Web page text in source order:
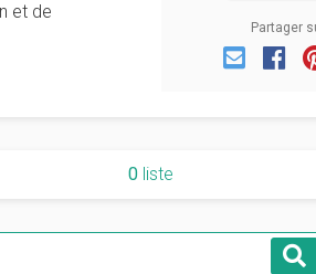
et de
Partager
Email
0 liste